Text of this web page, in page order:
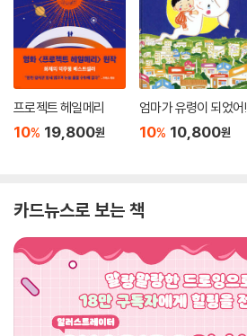
프로젝트 헤일메리
10% 19,800원
엄마가 유령이 되었어!
10% 10,800원
카드뉴스로 보는 책